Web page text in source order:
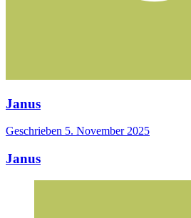
Janus
Geschrieben 5. November 2025
Janus